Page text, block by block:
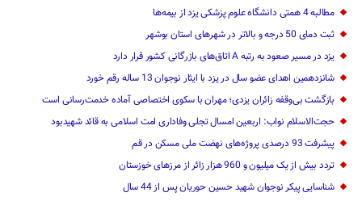
مطالبه 4 همتی دانشگاه علوم پزشکی یزد از بیمه‌ها
ثبت دمای 50 درجه و بالاتر در شهرهای استان بوشهر
یزد در مسیر صعود به رتبه A اتاق‌های بازرگانی کشور قرار دارد
شانزدهمین اهدای عضو سال در یزد با ایثار نوجوان 13 ساله رقم خورد
بازگشت بی‌وقفه زائران یزدی؛ مهران با سکوی اختصاصی آماده خدمت‌رسانی است
حجت‌الاسلام نواب: اربعین امسال تجلی وفاداری امت اسلامی به قائد شهیدبود
پیشرفت 93 درصدی پروژه‌های نهضت ملی مسکن در قم
تردد بیش از یک میلیون و 960 هزار زائر از مرزهای خوزستان
شناسایی پیکر نوجوان شهید حسین حوریان پس از 44 سال